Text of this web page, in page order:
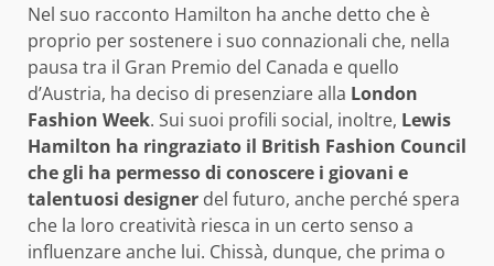
Nel suo racconto Hamilton ha anche detto che è
proprio per sostenere i suo connazionali che, nella
pausa tra il Gran Premio del Canada e quello
d’Austria, ha deciso di presenziare alla London
Fashion Week. Sui suoi profili social, inoltre, Lewis
Hamilton ha ringraziato il British Fashion Council
che gli ha permesso di conoscere i giovani e
talentuosi designer del futuro, anche perché spera
che la loro creatività riesca in un certo senso a
influenzare anche lui. Chissà, dunque, che prima o